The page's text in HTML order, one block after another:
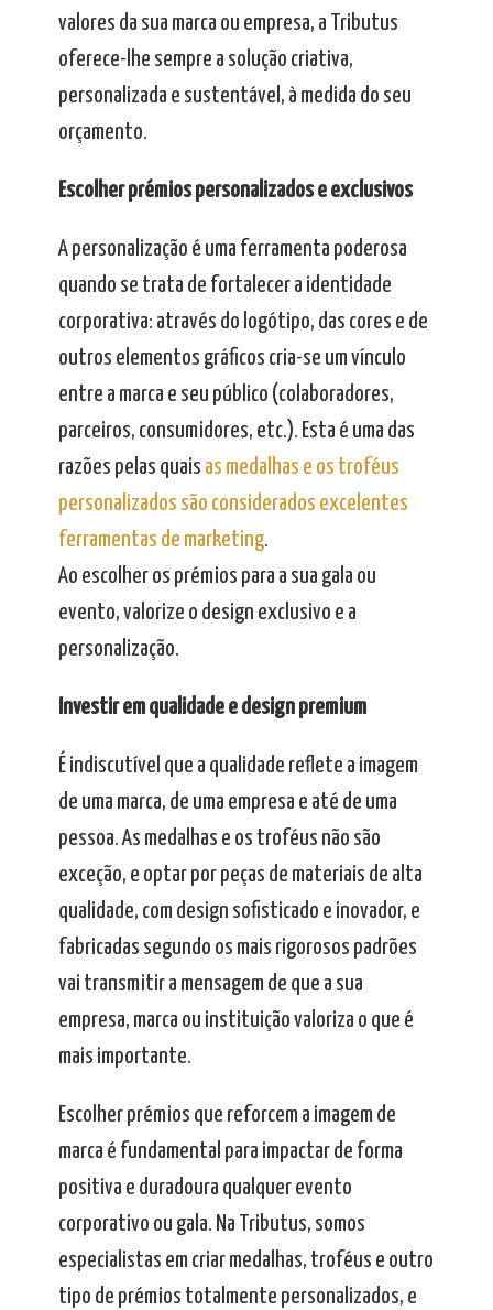
valores da sua marca ou empresa, a Tributus
oferece-lhe sempre a solução criativa,
personalizada e sustentável, à medida do seu
orçamento.
Escolher prémios personalizados e exclusivos
A personalização é uma ferramenta poderosa
quando se trata de fortalecer a identidade
corporativa: através do logótipo, das cores e de
outros elementos gráficos cria-se um vínculo
entre a marca e seu público (colaboradores,
parceiros, consumidores, etc.). Esta é uma das
razões pelas quais as medalhas e os troféus
personalizados são considerados excelentes
ferramentas de marketing.
Ao escolher os prémios para a sua gala ou
evento, valorize o design exclusivo e a
personalização.
Investir em qualidade e design premium
É indiscutível que a qualidade reflete a imagem
de uma marca, de uma empresa e até de uma
pessoa. As medalhas e os troféus não são
exceção, e optar por peças de materiais de alta
qualidade, com design sofisticado e inovador, e
fabricadas segundo os mais rigorosos padrões
vai transmitir a mensagem de que a sua
empresa, marca ou instituição valoriza o que é
mais importante.
Escolher prémios que reforcem a imagem de
marca é fundamental para impactar de forma
positiva e duradoura qualquer evento
corporativo ou gala. Na Tributus, somos
especialistas em criar medalhas, troféus e outro
tipo de prémios totalmente personalizados, e